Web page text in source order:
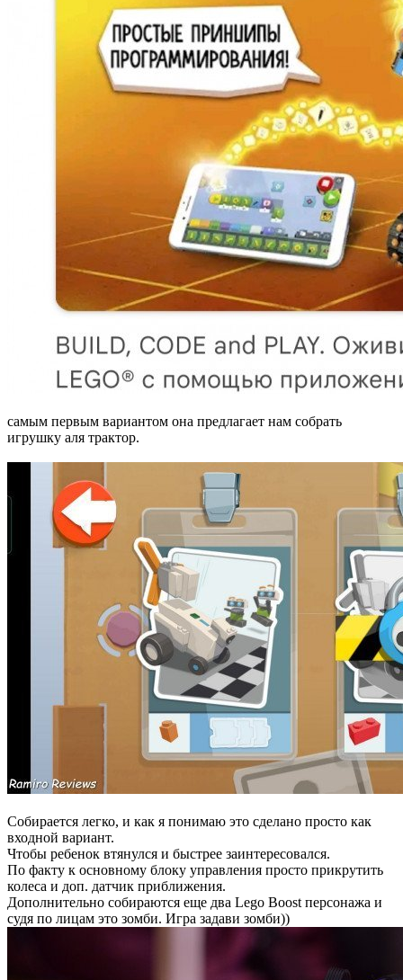
самым первым вариантом она предлагает нам собрать
игрушку аля трактор.
Собирается легко, и как я понимаю это сделано просто как
входной вариант.
Чтобы ребенок втянулся и быстрее заинтересовался.
По факту к основному блоку управления просто прикрутить
колеса и доп. датчик приближения.
Дополнительно собираются еще два Lego Boost персонажа и
судя по лицам это зомби. Игра задави зомби))